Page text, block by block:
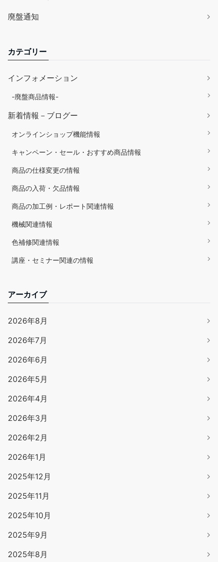
廃盤通知
カテゴリー
インフォメーション
-廃盤商品情報-
新着情報－ブログー
オンラインショップ機能情報
キャンペーン・セール・おすすめ商品情報
商品の仕様変更の情報
商品の入荷・欠品情報
商品の加工例・レポート関連情報
機械関連情報
色補修関連情報
講座・セミナー関連の情報
アーカイブ
2026年8月
2026年7月
2026年6月
2026年5月
2026年4月
2026年3月
2026年2月
2026年1月
2025年12月
2025年11月
2025年10月
2025年9月
2025年8月